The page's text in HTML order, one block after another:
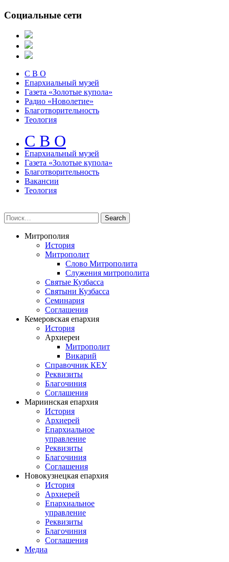
Социальные сети
С В О
Епархиальный музей
Газета «Золотые купола»
Радио «Новолетие»
Благотворительность
Теология
С В О
Епархиальный музeй
Газета «Золотые купола»
Благотворительность
Вакансии
Теология
Митрополия
История
Митрополит
Слово Митрополита
Служения митрополита
Святые Кузбасса
Святыни Кузбасса
Семинария
Соглашения
Кемеровская епархия
История
Архиереи
Митрополит
Викарий
Справочник КЕУ
Реквизиты
Благочиния
Соглашения
Мариинская епархия
История
Архиерей
Епархиальное
управление
Реквизиты
Благочиния
Соглашения
Новокузнецкая епархия
История
Архиерей
Епархиальное
управление
Реквизиты
Благочиния
Соглашения
Медиа